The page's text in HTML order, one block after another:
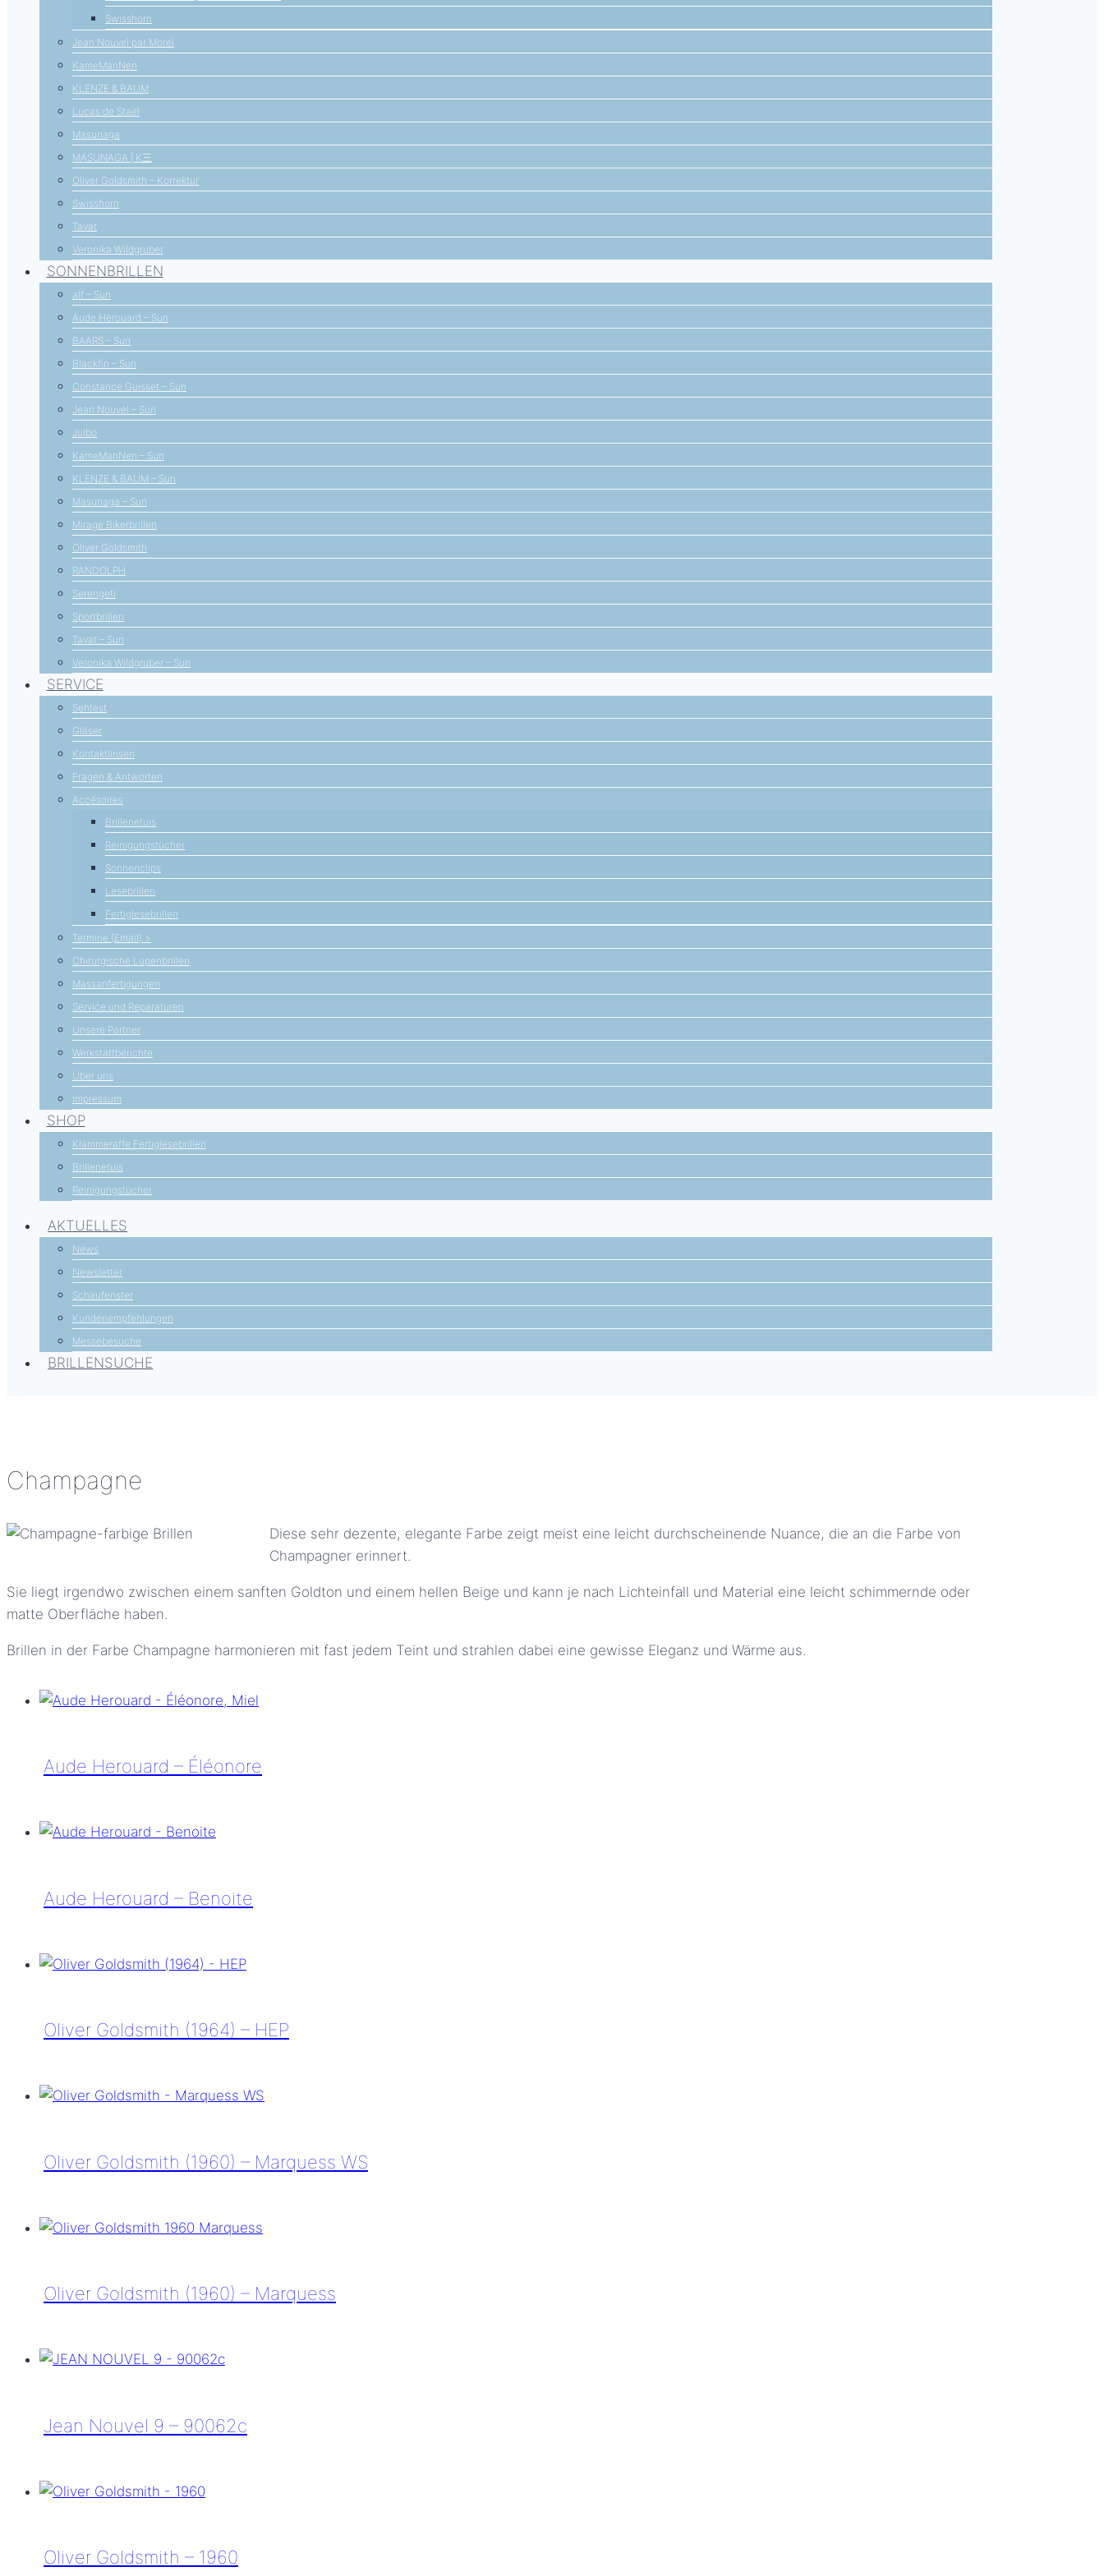
Swisshorn
Jean Nouvel par Morel
KameManNen
KLENZE & BAUM
Lucas de Staël
Masunaga
MASUNAGA | K三
Oliver Goldsmith – Korrektur
Swisshorn
Tavat
Veronika Wildgruber
SONNENBRILLEN
alf – Sun
Aude Herouard – Sun
BAARS – Sun
Blackfin – Sun
Constance Guisset – Sun
Jean Nouvel – Sun
Julbo
KameManNen – Sun
KLENZE & BAUM – Sun
Masunaga – Sun
Mirage Bikerbrillen
Oliver Goldsmith
RANDOLPH
Serengeti
Sportbrillen
Tavat – Sun
Veronika Wildgruber – Sun
SERVICE
Sehtest
Gläser
Kontaktlinsen
Fragen & Antworten
Accésoires
Brillenetuis
Reinigungstücher
Sonnenclips
Lesebrillen
Fertiglesebrillen
Termine (Email) >
Chirurgische Lupenbrillen
Massanfertigungen
Service und Reparaturen
Unsere Partner
Werkstattberichte
Über uns
Impressum
SHOP
Klammeraffe Fertiglesebrillen
Brillenetuis
Reinigungstücher
AKTUELLES
News
Newsletter
Schaufenster
Kundenempfehlungen
Messebesuche
BRILLENSUCHE
Champagne
Diese sehr dezente, elegante Farbe zeigt meist eine leicht durchscheinende Nuance, die an die Farbe von
Champagner erinnert.
Sie liegt irgendwo zwischen einem sanften Goldton und einem hellen Beige und kann je nach Lichteinfall und Material eine leicht schimmernde oder
matte Oberfläche haben.
Brillen in der Farbe Champagne harmonieren mit fast jedem Teint und strahlen dabei eine gewisse Eleganz und Wärme aus.
Aude Herouard – Éléonore
Herouard
Aude Herouard – Benoite
Herouard
Oliver Goldsmith (1964) – HEP
Goldsmith
HEP
Oliver Goldsmith (1960) – Marquess WS
Goldsmith
Marquess
Oliver Goldsmith (1960) – Marquess
Goldsmith
Marquess
Jean Nouvel 9 – 90062c
Nouvel
90062c
Oliver Goldsmith – 1960